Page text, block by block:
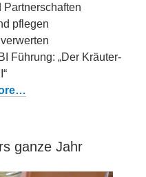
pflegen
Führung: „Der Kräuter-
ganze Jahr